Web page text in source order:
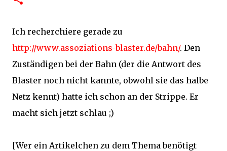
Ich recherchiere gerade zu
http://www.assoziations-blaster.de/bahn/. Den
Zuständigen bei der Bahn (der die Antwort des
Blaster noch nicht kannte, obwohl sie das halbe
Netz kennt) hatte ich schon an der Strippe. Er
macht sich jetzt schlau ;)
[Wer ein Artikelchen zu dem Thema benötigt